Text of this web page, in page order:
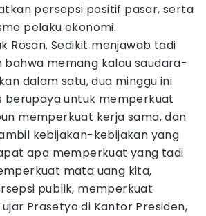
persepsi positif pasar, serta
pelaku ekonomi.
Rosan. Sedikit menjawab tadi
bahwa memang kalau saudara-
dalam satu, dua minggu ini
berupaya untuk memperkuat
memperkuat kerja sama, dan
kebijakan-kebijakan yang
apa memperkuat yang tadi
mata uang kita,
publik, memperkuat
Prasetyo di Kantor Presiden,